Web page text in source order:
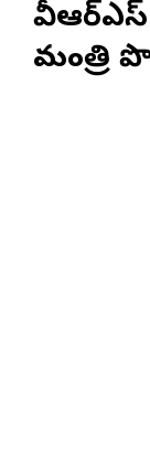
వీఆర్ఎస్
మంత్రి